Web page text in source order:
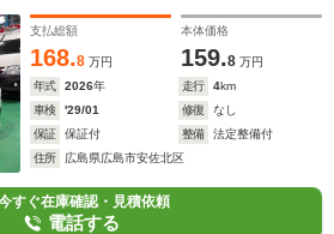
支払総額
168.8 万円
本体価格
159.8 万円
年式
2026年 走行 4km
車検
'29/01 修復
なし
保証
保証付 整備
法定整備付
住所
広島県広島市安佐北区
すぐ在庫確認・見積依頼
電話する